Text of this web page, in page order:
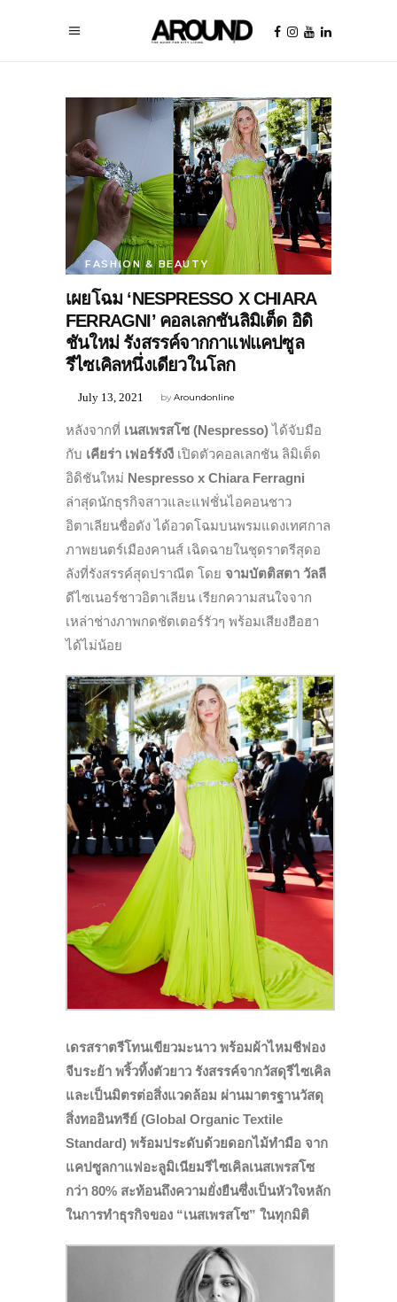
FASHION & BEAUTY
เผยโฉม ‘NESPRESSO X CHIARA
FERRAGNI’ คอลเลกชันลิมิเต็ด อิดิ
ชันใหม่ รังสรรค์จากกาแฟแคปซูล
รีไซเคิลหนึ่งเดียวในโลก
byAroundonline
July 13, 2021
หลังจากที่ เนสเพรสโซ (Nespresso)ได้จับมือ
กับ เคียร่า เฟอร์รังงี เปิดตัวคอลเลกชัน ลิมิเต็ด
อิดิชันใหม่ Nespresso x Chiara Ferragni
ล่าสุดนักธุรกิจสาวและแฟชั่นไอคอนชาว
อิตาเลียนชื่อดัง ได้อวดโฉมบนพรมแดงเทศกาล
ภาพยนตร์เมืองคานส์ เฉิดฉายในชุดราตรีสุดอ
ลังที่รังสรรค์สุดปราณีต โดย จามบัตติสตา วัลลี
ดีไซเนอร์ชาวอิตาเลียน เรียกความสนใจจาก
เหล่าช่างภาพกดชัตเตอร์รัวๆ พร้อมเสียงฮือฮา
ได้ไม่น้อย
เดรสราตรีโทนเขียวมะนาว พร้อมผ้าไหมชีฟอง
จีบระย้า พริ้วทิ้งตัวยาว รังสรรค์จากวัสดุรีไซเคิล
และเป็นมิตรต่อสิ่งแวดล้อม ผ่านมาตรฐานวัสดุ
สิ่งทออินทรีย์ (Global Organic Textile
Standard) พร้อมประดับด้วยดอกไม้ทำมือ จาก
แคปซูลกาแฟอะลูมิเนียมรีไซเคิลเนสเพรสโซ
กว่า 80% สะท้อนถึงความยั่งยืนซึ่งเป็นหัวใจหลัก
ในการทำธุรกิจของ “เนสเพรสโซ” ในทุกมิติ